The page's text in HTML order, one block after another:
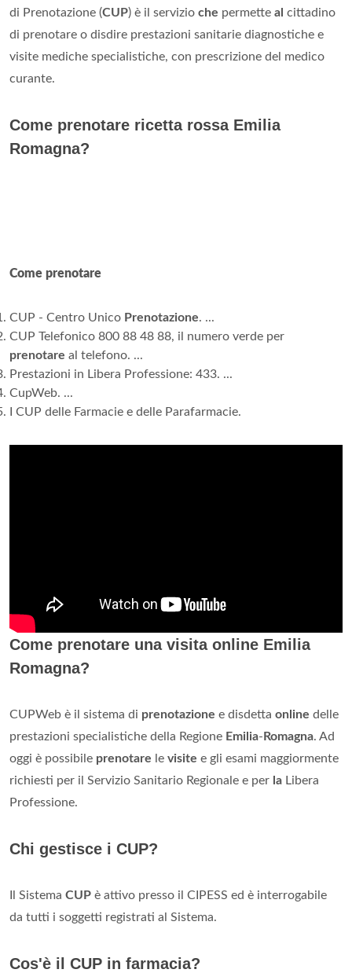
di Prenotazione (CUP) è il servizio che permette al cittadino
di prenotare o disdire prestazioni sanitarie diagnostiche e
visite mediche specialistiche, con prescrizione del medico
curante.
Come prenotare ricetta rossa Emilia
Romagna?
Come prenotare
CUP - Centro Unico Prenotazione. ...
CUP Telefonico 800 88 48 88, il numero verde per
prenotare al telefono. ...
Prestazioni in Libera Professione: 433. ...
CupWeb. ...
I CUP delle Farmacie e delle Parafarmacie.
Come prenotare una visita online Emilia
Romagna?
CUPWeb è il sistema di prenotazione e disdetta online delle
prestazioni specialistiche della Regione Emilia-Romagna. Ad
oggi è possibile prenotare le visite e gli esami maggiormente
richiesti per il Servizio Sanitario Regionale e per la Libera
Professione.
Chi gestisce i CUP?
Il Sistema CUP è attivo presso il CIPESS ed è interrogabile
da tutti i soggetti registrati al Sistema.
Cos'è il CUP in farmacia?